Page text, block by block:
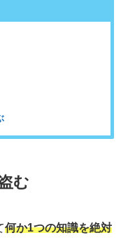
む
何か1つの知識を絶対